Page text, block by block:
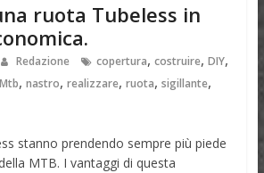
ruota Tubeless in
Redazione copertura, costruire, DIY,
Mtb, nastro, realizzare, ruota, sigillante,
stanno prendendo sempre più piede
MTB. I vantaggi di questa